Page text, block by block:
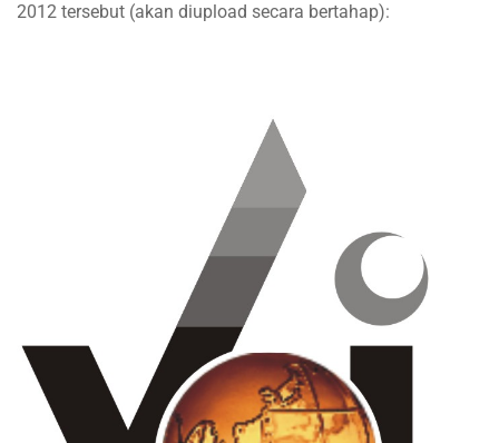
2012 tersebut (akan diupload secara bertahap):